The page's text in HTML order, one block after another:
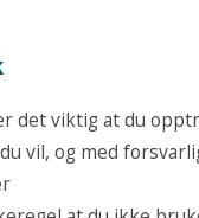
det viktig at du
vil, og med